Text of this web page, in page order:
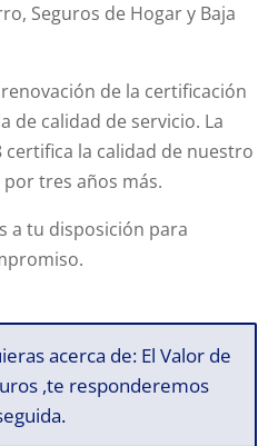
Seguros de Hogar y Baja
de la certificación
de calidad de servicio. La
certifica la calidad de nuestro
tres años más.
a tu disposición para
acerca de: El Valor de
,te responderemos